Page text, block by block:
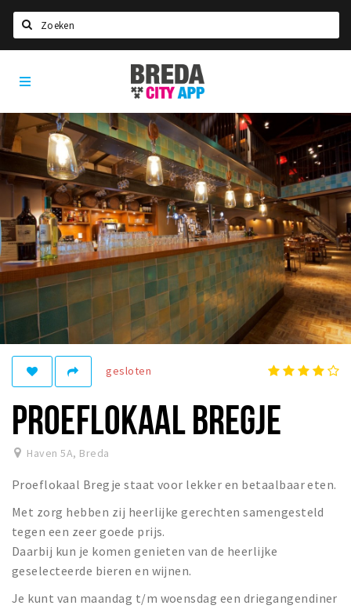
Home
Agenda
Deals
Party pics
Nieuws, interviews & blogs
Eten
Drinken
Slapen
Recreatief
Winkels
Winkelgebieden
Bezienswaardigheden
Musea, theaters & podia
Uitjes & activiteiten
Toeristische routes
Natuurgebieden
Baroniepoorten
Breda
City
App
gesloten
PROEFLOKAAL BREGJE
Haven 5A, Breda
Proeflokaal Bregje staat voor lekker en betaalbaar eten.
Met zorg hebben zij heerlijke gerechten samengesteld
tegen een zeer goede prijs.
Daarbij kun je komen genieten van de heerlijke
geselecteerde bieren en wijnen.
Je kunt van maandag t/m woensdag een driegangendiner